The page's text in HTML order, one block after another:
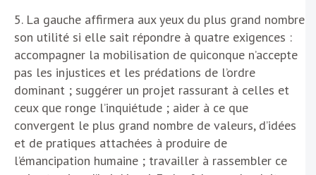
5. La gauche affirmera aux yeux du plus grand nombre
son utilité si elle sait répondre à quatre exigences :
accompagner la mobilisation de quiconque n’accepte
pas les injustices et les prédations de l’ordre
dominant ; suggérer un projet rassurant à celles et
ceux que ronge l’inquiétude ; aider à ce que
convergent le plus grand nombre de valeurs, d’idées
et de pratiques attachées à produire de
l’émancipation humaine ; travailler à rassembler ce